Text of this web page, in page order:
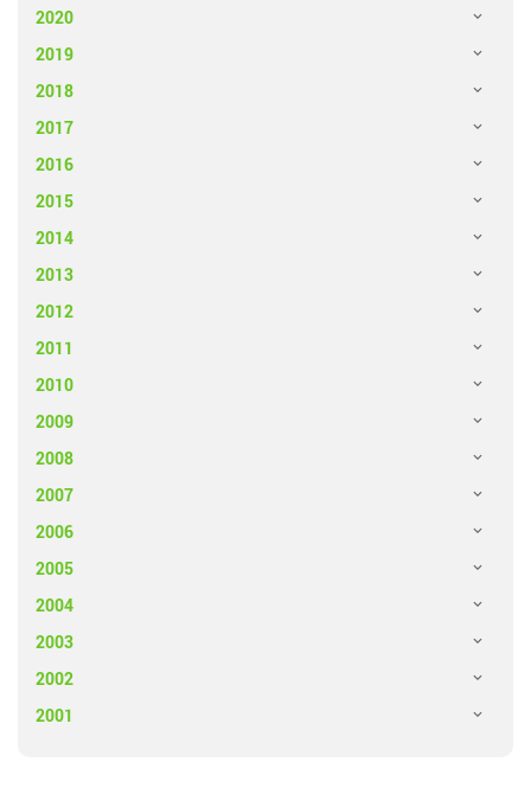
2020
2019
2018
2017
2016
2015
2014
2013
2012
2011
2010
2009
2008
2007
2006
2005
2004
2003
2002
2001